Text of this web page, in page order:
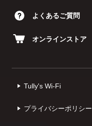
よくあるご質問
オンラインストア
Tully's Wi-Fi
プライバシーポリシー